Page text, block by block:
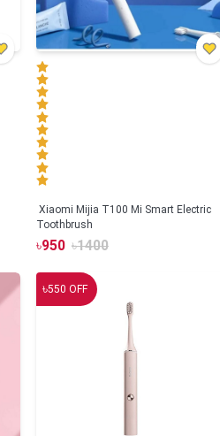
Xiaomi Mijia T100 Mi Smart Electric
Toothbrush
৳950 ৳1400
৳550 OFF